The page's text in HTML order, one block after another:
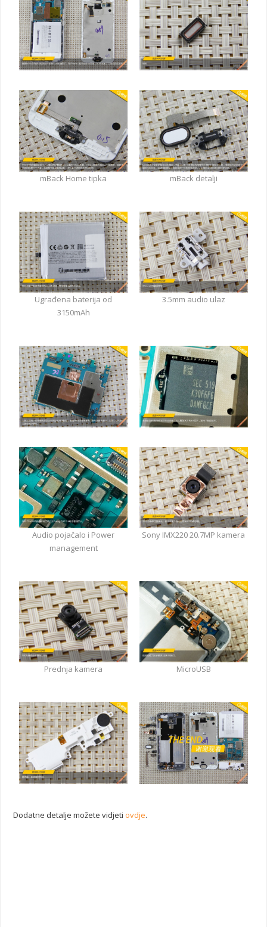
mBack Home tipka mBack detalji
Ugrađena baterija od
3150mAh
3.5mm audio ulaz
Audio pojačalo i Power
management
Sony IMX220 20.7MP kamera
Prednja kamera MicroUSB
Dodatne detalje možete vidjetiovdje.